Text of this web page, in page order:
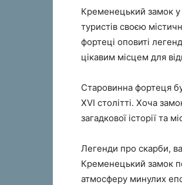
Кременецький замок у
туристів своєю
фортеці оповиті
цікавим місцем для
Старовинна фортеця
XVI столітті. Хоча
загадкової історії та
Легенди про скарби,
Кременецький замок
атмосферу минулих